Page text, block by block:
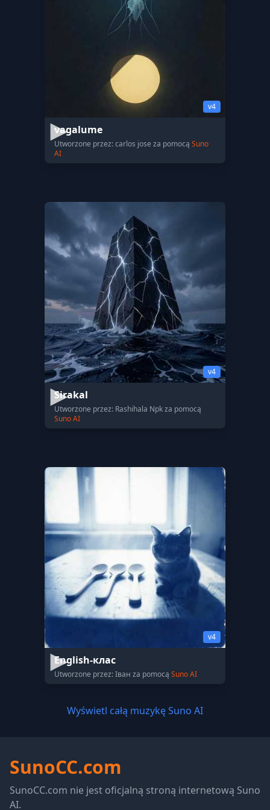
v4
vagalume
Utworzone przez: carlos jose za pomocą Suno
AI
v4
Sirakal
Utworzone przez: Rashihala Npk za pomocą
Suno AI
v4
English-клас
Utworzone przez: Іван za pomocą Suno AI
Wyświetl całą muzykę Suno AI
SunoCC.com
SunoCC.com nie jest oficjalną stroną internetową Suno
AI.